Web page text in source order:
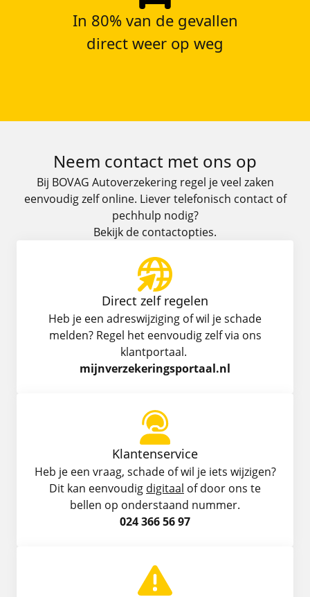
In 80% van de gevallen
direct weer op weg
Neem contact met ons op
Bij BOVAG Autoverzekering regel je veel zaken
eenvoudig zelf online. Liever telefonisch contact of
pechhulp nodig?
Bekijk de contactopties.
Direct zelf regelen
Heb je een adreswijziging of wil je schade
melden? Regel het eenvoudig zelf via ons
klantportaal.
mijnverzekeringsportaal.nl
Klantenservice
Heb je een vraag, schade of wil je iets wijzigen?
Dit kan eenvoudig digitaal of door ons te
bellen op onderstaand nummer.
024 366 56 97